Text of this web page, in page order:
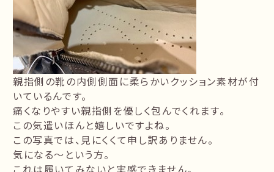
親指側の靴の内側側面に柔らかいクッション素材が付
いているんです。
痛くなりやすい親指側を優しく包んでくれます。
この気遣いほんと嬉しいですよね。
この写真では、見にくくて申し訳ありません。
気になる～という方。